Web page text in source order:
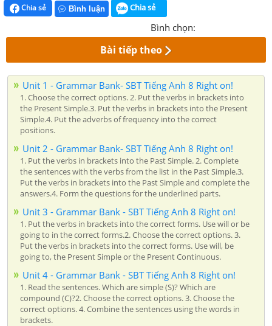
Chia sẻ Bình luận Chia sẻ
Bình chọn:
Bài tiếp theo
Unit 1 - Grammar Bank- SBT Tiếng Anh 8 Right on!
1. Choose the correct options. 2. Put the verbs in brackets into
the Present Simple.3. Put the verbs in brackets into the Present
Simple.4. Put the adverbs of frequency into the correct
positions.
Unit 2 - Grammar Bank- SBT Tiếng Anh 8 Right on!
1. Put the verbs in brackets into the Past Simple. 2. Complete
the sentences with the verbs from the list in the Past Simple.3.
Put the verbs in brackets into the Past Simple and complete the
answers.4. Form the questions for the underlined parts.
Unit 3 - Grammar Bank - SBT Tiếng Anh 8 Right on!
1. Put the verbs in brackets into the correct forms. Use will or be
going to in the correct forms.2. Choose the correct options. 3.
Put the verbs in brackets into the correct forms. Use will, be
going to, the Present Simple or the Present Continuous.
Unit 4 - Grammar Bank - SBT Tiếng Anh 8 Right on!
1. Read the sentences. Which are simple (S)? Which are
compound (C)?2. Choose the correct options. 3. Choose the
correct options. 4. Combine the sentences using the words in
brackets.